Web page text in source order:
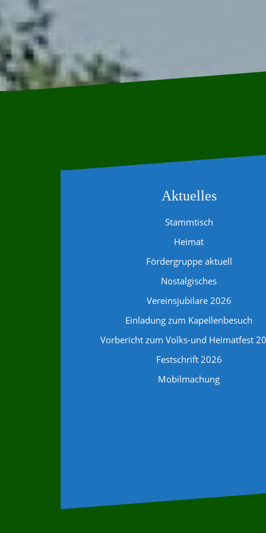
Aktuelles
Stammtisch
Heimat
Fördergruppe aktuell
Nostalgisches
Vereinsjubilare 2026
Einladung zum Kapellenbesuch
Vorbericht zum Volks-und Heimatfest
Festschrift 2026
Mobilmachung